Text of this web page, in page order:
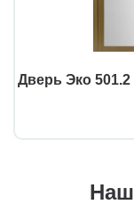
Дверь Эко 501.2